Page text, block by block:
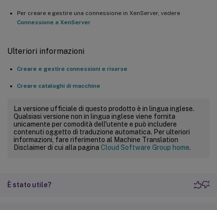
Per creare e gestire una connessione in XenServer, vedere
Connessione a XenServer
Ulteriori informazioni
Creare e gestire connessioni e risorse
Creare cataloghi di macchine
La versione ufficiale di questo prodotto è in lingua inglese.
Qualsiasi versione non in lingua inglese viene fornita
unicamente per comodità dell'utente e può includere
contenuti oggetto di traduzione automatica. Per ulteriori
informazioni, fare riferimento al Machine Translation
Disclaimer di cui alla pagina Cloud Software Group home.
È stato utile?